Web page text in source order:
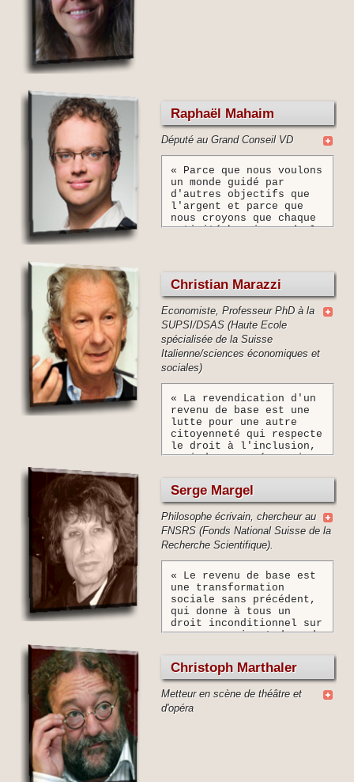
Raphaël Mahaim
Député au Grand Conseil VD
« Parce que nous voulons
un monde guidé par
d'autres objectifs que
l'argent et parce que
nous croyons que chaque
activité humaine a de la
économique. »
Christian Marazzi
Economiste, Professeur PhD à la
SUPSI/DSAS (Haute Ecole
spécialisée de la Suisse
Italienne/sciences économiques et
sociales)
« La revendication d'un
revenu de base est une
lutte pour une autre
citoyenneté qui respecte
le droit à l'inclusion,
ceci dans une économie
»
Serge Margel
Philosophe écrivain, chercheur au
FNSRS (Fonds National Suisse de la
Recherche Scientifique).
« Le revenu de base est
une transformation
sociale sans précédent,
qui donne à tous un
droit inconditionnel sur
sa propre vie et demande
responsabilité illimitée
envers la société. »
Christoph Marthaler
Metteur en scène de théâtre et
d'opéra